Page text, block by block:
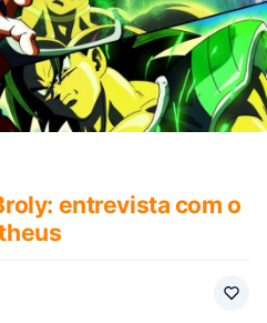
entrevista com o